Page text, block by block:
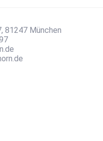
81247 München